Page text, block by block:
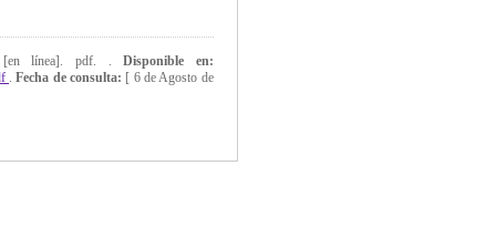
línea]. pdf. .Disponible en:
.Fecha de consulta: [ 6 de Agosto de